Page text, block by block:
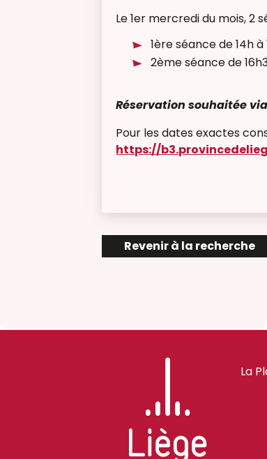
Le 1er mercredi du mois, 2
1ère séance de 14h à
2ème séance de
Réservation souhaitée
Pour les dates exactes
https://
Revenir à la recherche
La